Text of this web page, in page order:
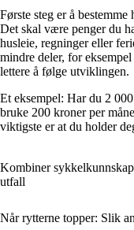
Første steg er å
Det skal være penger du
husleie, regninger eller
mindre deler, for
lettere å følge utviklingen.
Et eksempel: Har du 2
bruke 200 kroner per
viktigste er at du holder
Kombiner
utfall
Når rytterne topper: Slik